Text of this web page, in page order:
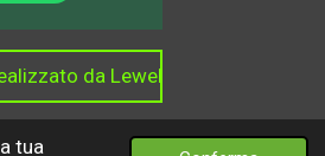
tua
da Lewel